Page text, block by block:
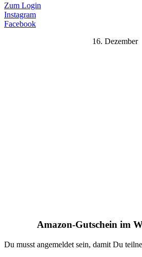
Zum Login
Instagram
Facebook
16. Dezember
Amazon-Gutschein im
Du musst angemeldet sein, damit Du